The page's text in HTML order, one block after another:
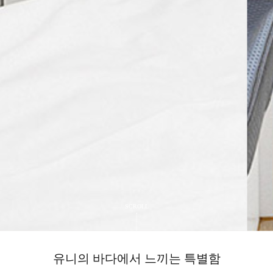
유니의 바다에서 느끼는 특별함